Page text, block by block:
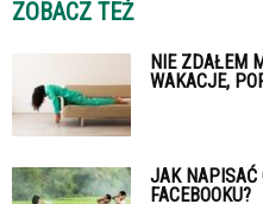
ZOBACZ TEŻ
NIE ZDAŁEM
WAKACJE,
JAK NAPISAĆ
FACEBOOKU?